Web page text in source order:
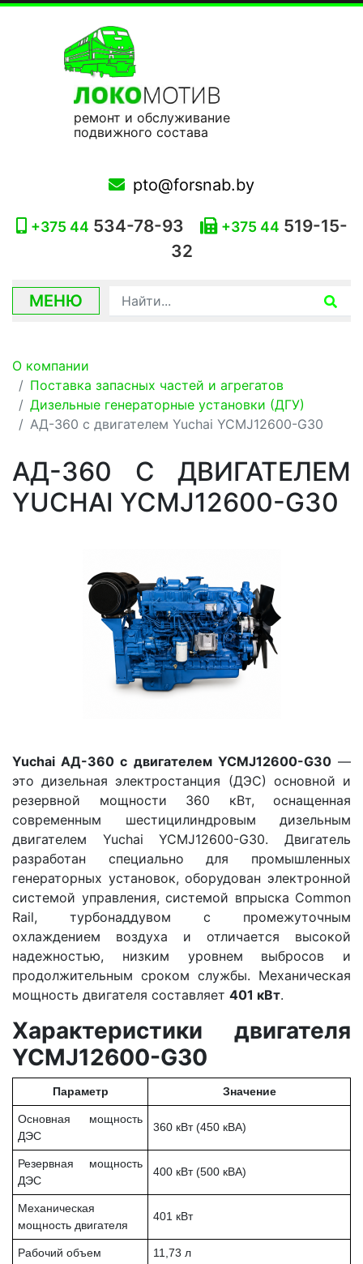
ремонт и обслуживание
подвижного состава
pto@forsnab.by
+375 44 534-78-93 +375 44 519-15-
32
МЕНЮ
О компании
Поставка запасных частей и агрегатов
Дизельные генераторные установки (ДГУ)
АД-360 с двигателем Yuchai YCMJ12600-G30
АД-360 С ДВИГАТЕЛЕМ
YUCHAI YCMJ12600-G30
Yuchai АД-360 с двигателем YCMJ12600-G30—
это дизельная электростанция (ДЭС) основной и
резервной мощности 360 кВт, оснащенная
современным шестицилиндровым дизельным
двигателем Yuchai YCMJ12600-G30. Двигатель
разработан специально для промышленных
генераторных установок, оборудован электронной
системой управления, системой впрыска Common
Rail, турбонаддувом с промежуточным
охлаждением воздуха и отличается высокой
надежностью, низким уровнем выбросов и
продолжительным сроком службы. Механическая
мощность двигателя составляет 401 кВт.
Характеристики двигателя
YCMJ12600-G30
Параметр Значение
Основная мощность
ДЭС
360 кВт (450 кВА)
Резервная мощность
ДЭС
400 кВт (500 кВА)
Механическая
мощность двигателя
401 кВт
Рабочий объем 11,73 л